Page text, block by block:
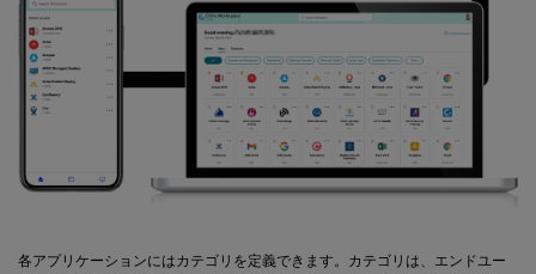
各アプリケーションにはカテゴリを定義できます。カテゴリは、エンドユー